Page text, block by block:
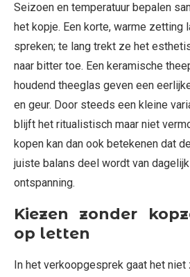
Seizoen en temperatuur bepalen
het kopje. Een korte, warme zetting
spreken; te lang trekt ze het
naar bitter toe. Een keramische
houdend theeglas geven een
en geur. Door steeds een kleine
blijft het ritualistisch maar niet
kopen kan dan ook betekenen dat
juiste balans deel wordt van
ontspanning.
Kiezen zonder
op letten
In het verkoopgesprek gaat het niet